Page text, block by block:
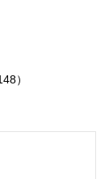
）